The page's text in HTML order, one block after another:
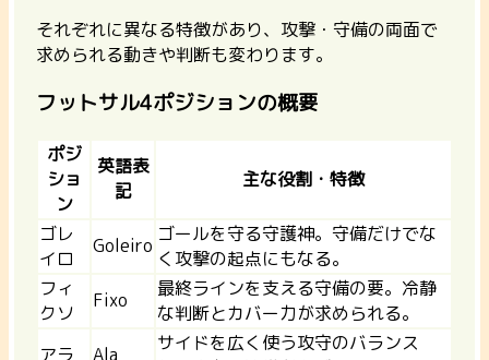
それぞれに異なる特徴があり、攻撃・守備の両面で
求められる動きや判断も変わります。
フットサル4ポジションの概要
ポジ
ショ
ン
英語表
記
主な役割・特徴
ゴレ
イロ
Goleiro ゴールを守る守護神。守備だけでな
く攻撃の起点にもなる。
フィ
クソ
Fixo
最終ラインを支える守備の要。冷静
な判断とカバー力が求められる。
アラ
Ala
サイドを広く使う攻守のバランス